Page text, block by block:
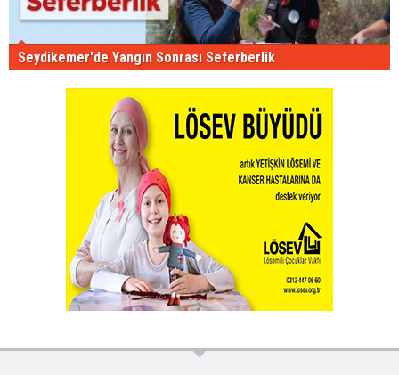
Seydikemer'de Yangın Sonrası Seferberlik